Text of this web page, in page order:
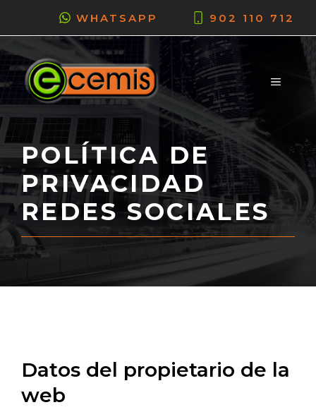
contenido
902 110 712
WHATSAPP
MENÚ
POLÍTICA DE
PRIVACIDAD
REDES SOCIALES
Datos del propietario de la
web